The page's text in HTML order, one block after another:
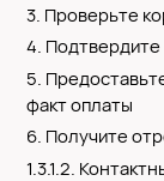
3. Проверьте
4.
5.
факт оплаты
6. Получите
1.3.1.2.